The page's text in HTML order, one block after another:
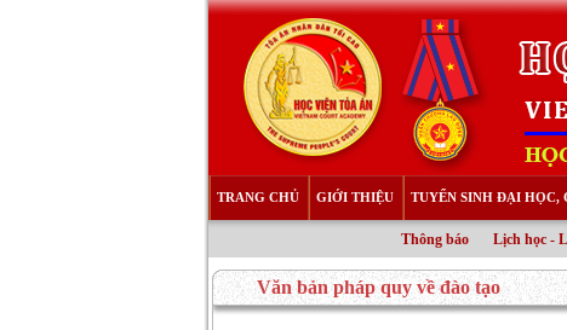
TRANG CHỦ GIỚI THIỆU TUYỂN SINH ĐẠI HỌC,
Thông báo Lịch học -
Văn bản pháp quy về đào tạo